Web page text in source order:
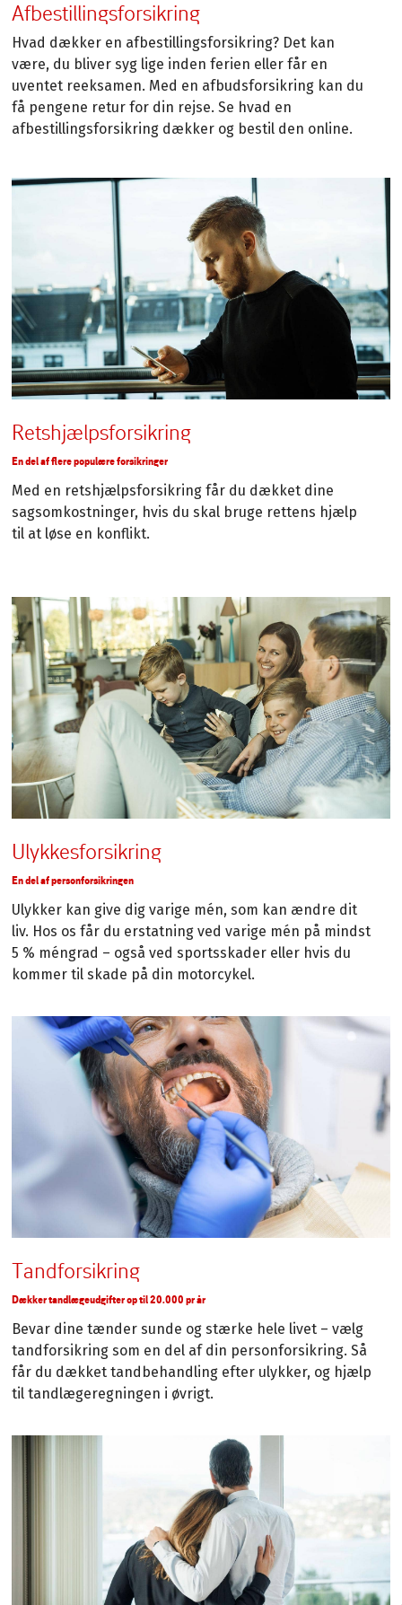
Afbestillingsforsikring
Hvad dækker en afbestillingsforsikring? Det kan
være, du bliver syg lige inden ferien eller får en
uventet reeksamen. Med en afbudsforsikring kan du
få pengene retur for din rejse. Se hvad en
afbestillingsforsikring dækker og bestil den online.
Retshjælpsforsikring
En del af flere populære forsikringer
Med en retshjælpsforsikring får du dækket dine
sagsomkostninger, hvis du skal bruge rettens hjælp
til at løse en konflikt.
Ulykkesforsikring
En del af personforsikringen
Ulykker kan give dig varige mén, som kan ændre dit
liv. Hos os får du erstatning ved varige mén på mindst
5 % méngrad – også ved sportsskader eller hvis du
kommer til skade på din motorcykel.
Tandforsikring
Dækker tandlægeudgifter op til 20.000 pr år
Bevar dine tænder sunde og stærke hele livet – vælg
tandforsikring som en del af din personforsikring. Så
får du dækket tandbehandling efter ulykker, og hjælp
til tandlægeregningen i øvrigt.